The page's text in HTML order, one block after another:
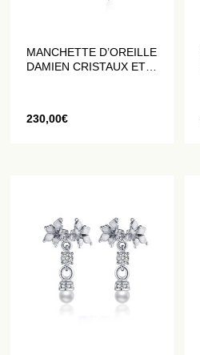
MANCHETTE D’OREILLE
DAMIEN CRISTAUX ET
230,00€